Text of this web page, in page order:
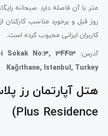
متر با آن فاصله دارد. صبحانه
روز قبل و برخورد مناسب
کاربران ایرانی محبوب کرده است.
آدرس:
Sokak No:3, 34413
Kağıthane, Istanbul, Turkey
Plus Residence)